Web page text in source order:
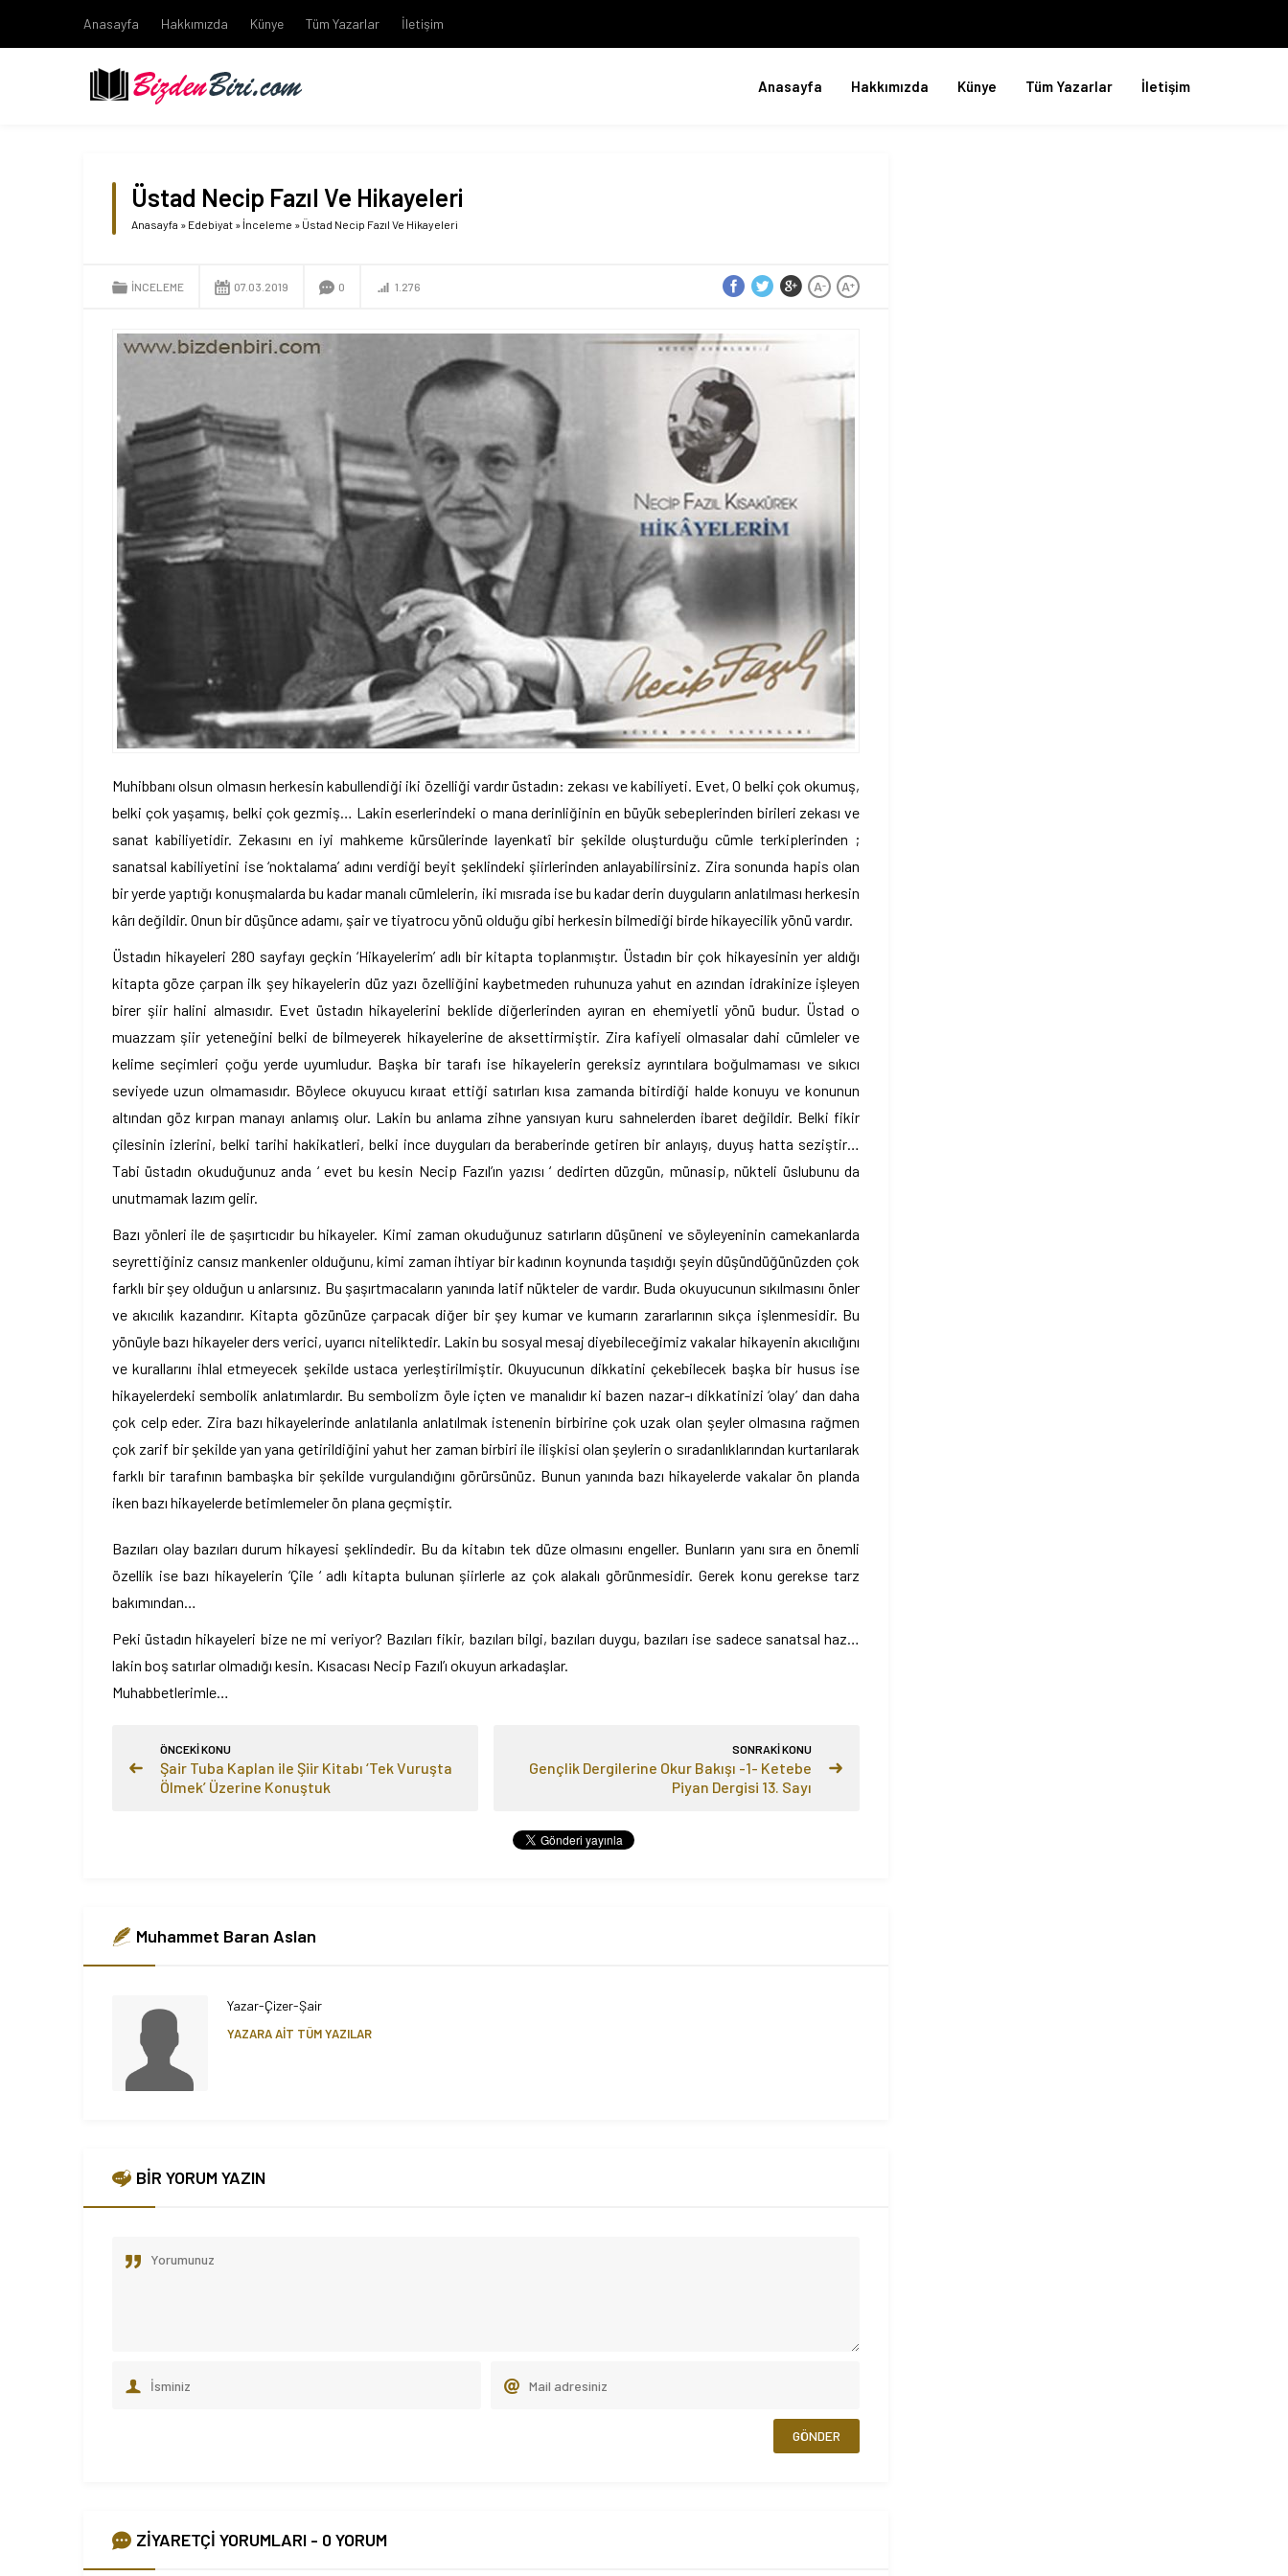
Anasayfa Hakkımızda Künye Tüm Yazarlar İletişim
Anasayfa Hakkımızda Künye Tüm Yazarlar İletişim
Üstad Necip Fazıl Ve Hikayeleri
Anasayfa » Edebiyat » İnceleme » Üstad Necip Fazıl Ve Hikayeleri
İNCELEME 07.03.2019 0 1.276 A+
A-
Muhibbanı olsun olmasın herkesin kabullendiği iki özelliği vardır üstadın: zekası ve kabiliyeti. Evet, O belki çok okumuş,
belki çok yaşamış, belki çok gezmiş… Lakin eserlerindeki o mana derinliğinin en büyük sebeplerinden birileri zekası ve
sanat kabiliyetidir. Zekasını en iyi mahkeme kürsülerinde layenkatî bir şekilde oluşturduğu cümle terkiplerinden ;
sanatsal kabiliyetini ise ‘noktalama’ adını verdiği beyit şeklindeki şiirlerinden anlayabilirsiniz. Zira sonunda hapis olan
bir yerde yaptığı konuşmalarda bu kadar manalı cümlelerin, iki mısrada ise bu kadar derin duyguların anlatılması herkesin
kârı değildir. Onun bir düşünce adamı, şair ve tiyatrocu yönü olduğu gibi herkesin bilmediği birde hikayecilik yönü vardır.
Üstadın hikayeleri 280 sayfayı geçkin ‘Hikayelerim’ adlı bir kitapta toplanmıştır. Üstadın bir çok hikayesinin yer aldığı
kitapta göze çarpan ilk şey hikayelerin düz yazı özelliğini kaybetmeden ruhunuza yahut en azından idrakinize işleyen
birer şiir halini almasıdır. Evet üstadın hikayelerini beklide diğerlerinden ayıran en ehemiyetli yönü budur. Üstad o
muazzam şiir yeteneğini belki de bilmeyerek hikayelerine de aksettirmiştir. Zira kafiyeli olmasalar dahi cümleler ve
kelime seçimleri çoğu yerde uyumludur. Başka bir tarafı ise hikayelerin gereksiz ayrıntılara boğulmaması ve sıkıcı
seviyede uzun olmamasıdır. Böylece okuyucu kıraat ettiği satırları kısa zamanda bitirdiği halde konuyu ve konunun
altından göz kırpan manayı anlamış olur. Lakin bu anlama zihne yansıyan kuru sahnelerden ibaret değildir. Belki fikir
çilesinin izlerini, belki tarihi hakikatleri, belki ince duyguları da beraberinde getiren bir anlayış, duyuş hatta seziştir…
Tabi üstadın okuduğunuz anda ‘ evet bu kesin Necip Fazıl’ın yazısı ‘ dedirten düzgün, münasip, nükteli üslubunu da
unutmamak lazım gelir.
Bazı yönleri ile de şaşırtıcıdır bu hikayeler. Kimi zaman okuduğunuz satırların düşüneni ve söyleyeninin camekanlarda
seyrettiğiniz cansız mankenler olduğunu, kimi zaman ihtiyar bir kadının koynunda taşıdığı şeyin düşündüğünüzden çok
farklı bir şey olduğun u anlarsınız. Bu şaşırtmacaların yanında latif nükteler de vardır. Buda okuyucunun sıkılmasını önler
ve akıcılık kazandırır. Kitapta gözünüze çarpacak diğer bir şey kumar ve kumarın zararlarının sıkça işlenmesidir. Bu
yönüyle bazı hikayeler ders verici, uyarıcı niteliktedir. Lakin bu sosyal mesaj diyebileceğimiz vakalar hikayenin akıcılığını
ve kurallarını ihlal etmeyecek şekilde ustaca yerleştirilmiştir. Okuyucunun dikkatini çekebilecek başka bir husus ise
hikayelerdeki sembolik anlatımlardır. Bu sembolizm öyle içten ve manalıdır ki bazen nazar-ı dikkatinizi ‘olay’ dan daha
çok celp eder. Zira bazı hikayelerinde anlatılanla anlatılmak istenenin birbirine çok uzak olan şeyler olmasına rağmen
çok zarif bir şekilde yan yana getirildiğini yahut her zaman birbiri ile ilişkisi olan şeylerin o sıradanlıklarından kurtarılarak
farklı bir tarafının bambaşka bir şekilde vurgulandığını görürsünüz. Bunun yanında bazı hikayelerde vakalar ön planda
iken bazı hikayelerde betimlemeler ön plana geçmiştir.
Bazıları olay bazıları durum hikayesi şeklindedir. Bu da kitabın tek düze olmasını engeller. Bunların yanı sıra en önemli
özellik ise bazı hikayelerin ‘Çile ‘ adlı kitapta bulunan şiirlerle az çok alakalı görünmesidir. Gerek konu gerekse tarz
bakımından…
Peki üstadın hikayeleri bize ne mi veriyor? Bazıları fikir, bazıları bilgi, bazıları duygu, bazıları ise sadece sanatsal haz…
lakin boş satırlar olmadığı kesin. Kısacası Necip Fazıl’ı okuyun arkadaşlar.
Muhabbetlerimle…
ÖNCEKİ KONU
Şair Tuba Kaplan ile Şiir Kitabı ‘Tek Vuruşta
Ölmek’ Üzerine Konuştuk
SONRAKİ KONU
Gençlik Dergilerine Okur Bakışı -1- Ketebe
Piyan Dergisi 13. Sayı
Muhammet Baran Aslan
Yazar-Çizer-Şair
YAZARA AİT TÜM YAZILAR
BİR YORUM YAZIN
ZİYARETÇİ YORUMLARI - 0 YORUM